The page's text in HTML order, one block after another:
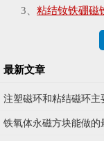
3、 粘结钕铁硼磁
最新文章
注塑磁环和粘结磁环主
铁氧体永磁方块能做的